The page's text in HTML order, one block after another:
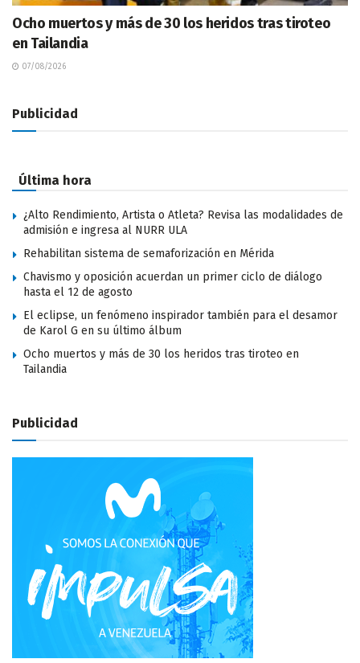
Ocho muertos y más de 30 los heridos tras tiroteo
en Tailandia
07/08/2026
Publicidad
Última hora
¿Alto Rendimiento, Artista o Atleta? Revisa las modalidades de
admisión e ingresa al NURR ULA
Rehabilitan sistema de semaforización en Mérida
Chavismo y oposición acuerdan un primer ciclo de diálogo
hasta el 12 de agosto
El eclipse, un fenómeno inspirador también para el desamor
de Karol G en su último álbum
Ocho muertos y más de 30 los heridos tras tiroteo en
Tailandia
Publicidad